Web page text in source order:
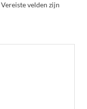
Vereiste velden zijn